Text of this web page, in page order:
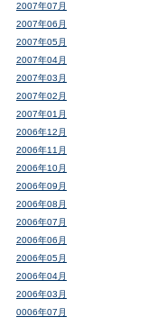
2007年07月
2007年06月
2007年05月
2007年04月
2007年03月
2007年02月
2007年01月
2006年12月
2006年11月
2006年10月
2006年09月
2006年08月
2006年07月
2006年06月
2006年05月
2006年04月
2006年03月
0006年07月